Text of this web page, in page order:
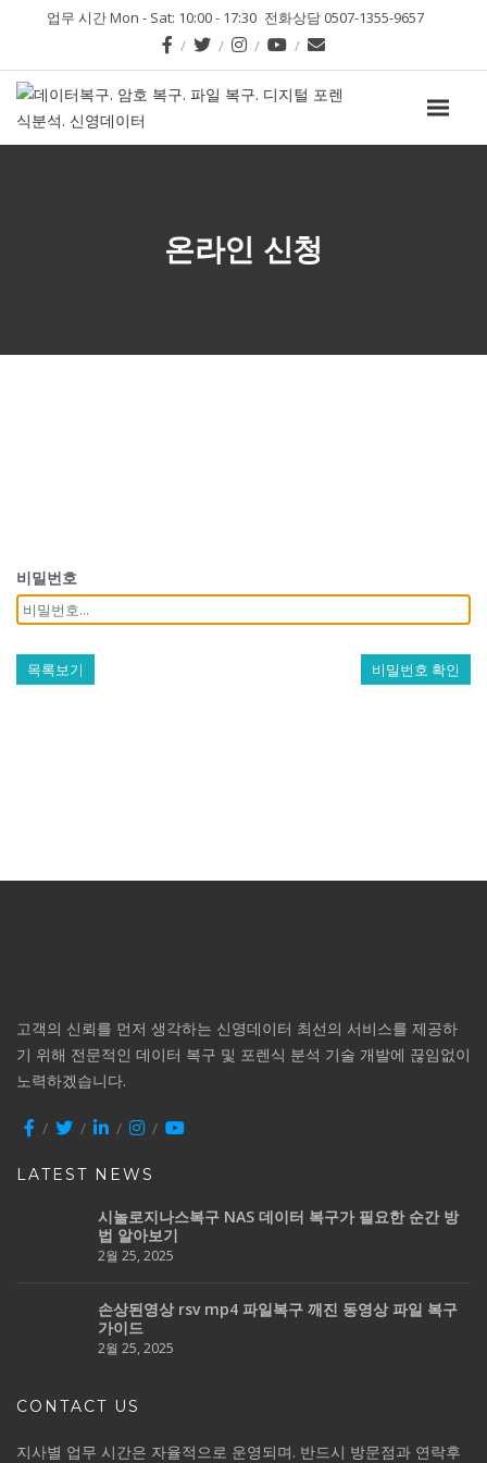
업무 시간 Mon - Sat: 10:00 - 17:30 전화상담 0507-1355-9657
온라인 신청
비밀번호
목록보기 비밀번호 확인
고객의 신뢰를 먼저 생각하는 신영데이터 최선의 서비스를 제공하
기 위해 전문적인 데이터 복구 및 포렌식 분석 기술 개발에 끊임없이
노력하겠습니다.
LATEST NEWS
시놀로지나스복구 NAS 데이터 복구가 필요한 순간 방
법 알아보기
2월 25, 2025
손상된영상 rsv mp4 파일복구 깨진 동영상 파일 복구
가이드
2월 25, 2025
CONTACT US
지사별 업무 시간은 자율적으로 운영되며. 반드시 방문점과 연락후